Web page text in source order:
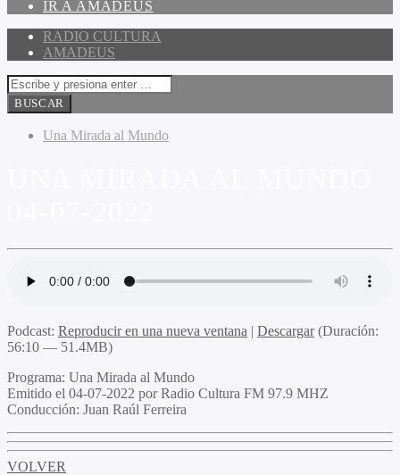
IR A AMADEUS
RADIO CULTURA
AMADEUS
Una Mirada al Mundo
Podcast: Reproducir en una nueva ventana | Descargar(Duración:
56:10 — 51.4MB)
Programa: Una Mirada al Mundo
Emitido el 04-07-2022 por Radio Cultura FM 97.9 MHZ
Conducción: Juan Raúl Ferreira
VOLVER